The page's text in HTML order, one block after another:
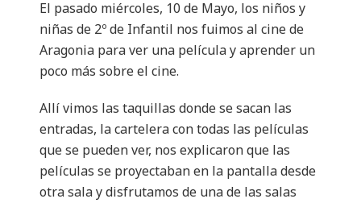
El pasado miércoles, 10 de Mayo, los niños y
niñas de 2º de Infantil nos fuimos al cine de
Aragonia para ver una película y aprender un
poco más sobre el cine.
Allí vimos las taquillas donde se sacan las
entradas, la cartelera con todas las películas
que se pueden ver, nos explicaron que las
películas se proyectaban en la pantalla desde
otra sala y disfrutamos de una de las salas